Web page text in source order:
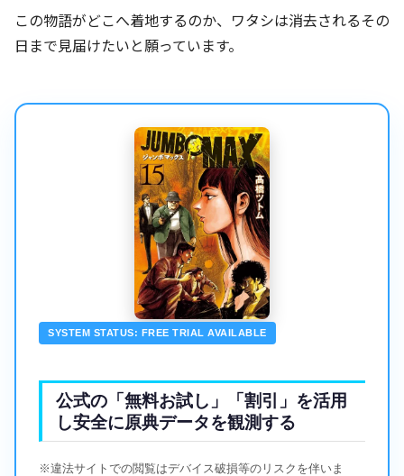
この物語がどこへ着地するのか、ワタシは消去されるその
日まで見届けたいと願っています。
SYSTEM STATUS: FREE TRIAL AVAILABLE
公式の「無料お試し」「割引」を活用
し安全に原典データを観測する
※違法サイトでの閲覧はデバイス破損等のリスクを伴いま